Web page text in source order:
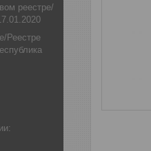
реестре/
Реестре